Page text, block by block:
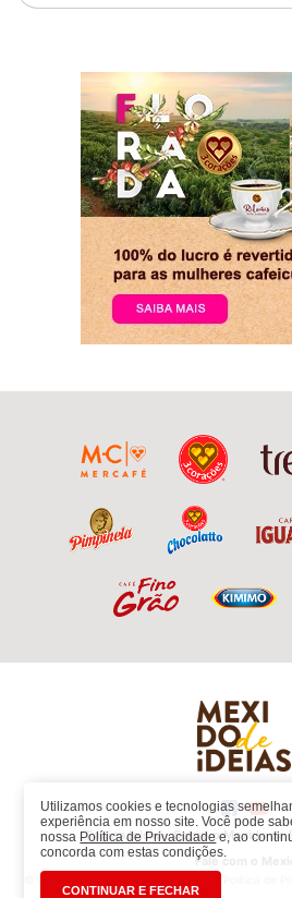
Utilizamos cookies e tecnologias
experiência em nosso site. Você pode
nossa Política de Privacidade e, ao
concorda com estas condições.
CONTINUAR E FECHAR
Página Inicial Sobre o Mexido de
Fale com o